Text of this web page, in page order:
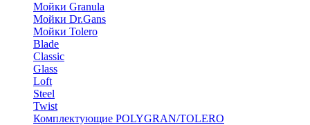
Мойки Granula
Мойки Dr.Gans
Мойки Tolero
Blade
Classic
Glass
Loft
Steel
Twist
Комплектующие POLYGRAN/TOLERO